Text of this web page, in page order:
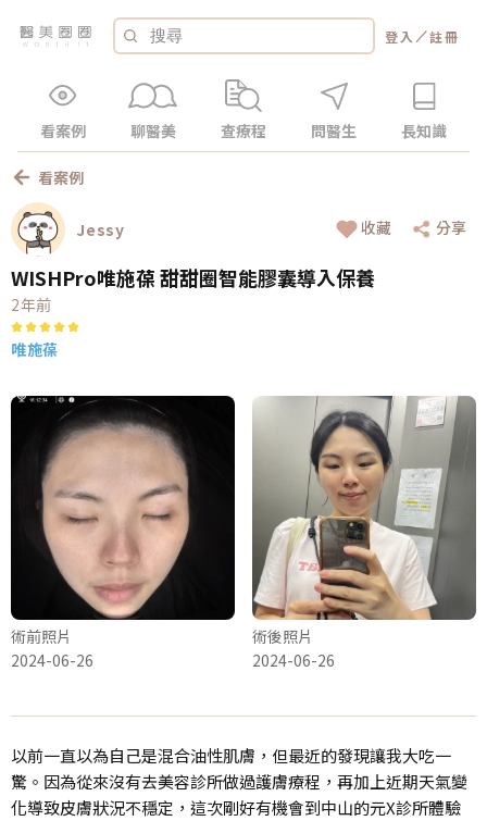
登入 ／註冊
看案例 聊醫美 查療程 問醫生 長知識
看案例
Jessy 收藏 分享
WISHPro唯施葆 甜甜圈智能膠囊導入保養
2年前
唯施葆
術前照片
2024-06-26
術後照片
2024-06-26
以前一直以為自己是混合油性肌膚，但最近的發現讓我大吃一
驚。因為從來沒有去美容診所做過護膚療程，再加上近期天氣變
化導致皮膚狀況不穩定，這次剛好有機會到中山的元X診所體驗